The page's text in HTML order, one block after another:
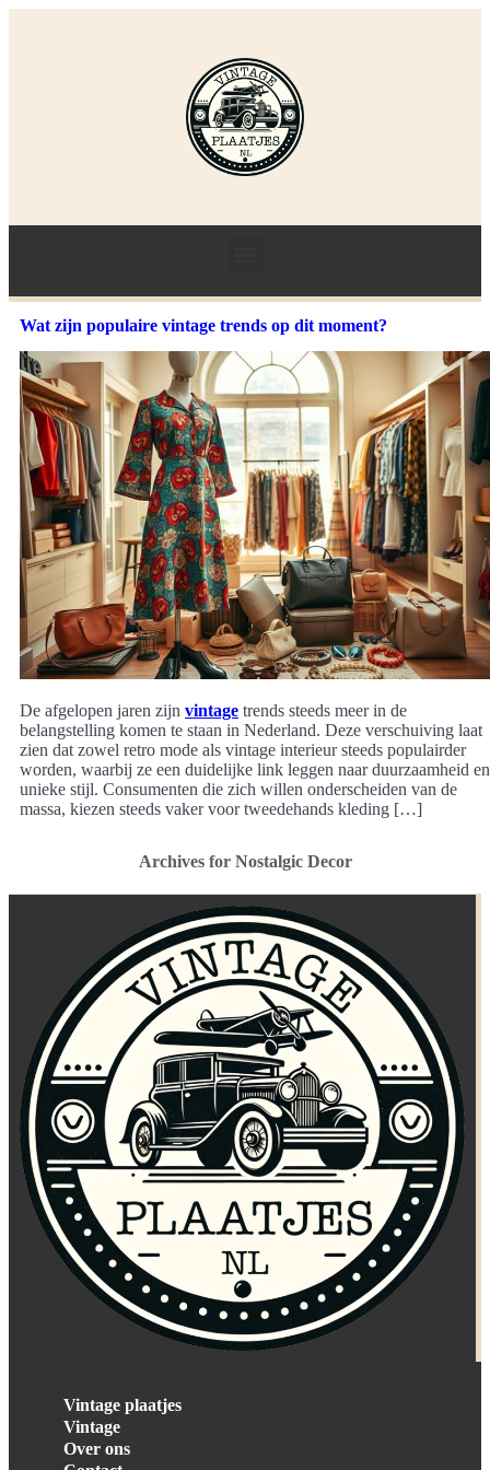
Wat zijn populaire vintage trends op dit moment?
De afgelopen jaren zijn vintage trends steeds meer in de
belangstelling komen te staan in Nederland. Deze verschuiving laat
zien dat zowel retro mode als vintage interieur steeds populairder
worden, waarbij ze een duidelijke link leggen naar duurzaamheid en
unieke stijl. Consumenten die zich willen onderscheiden van de
massa, kiezen steeds vaker voor tweedehands kleding […]
Archives for Nostalgic Decor
Vintage plaatjes
Vintage
Over ons